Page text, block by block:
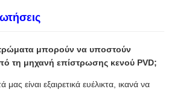
μπορούν να υποστούν
τη μηχανή επίστρωσης κενού PVD;
είναι εξαιρετικά ευέλικτα, ικανά να